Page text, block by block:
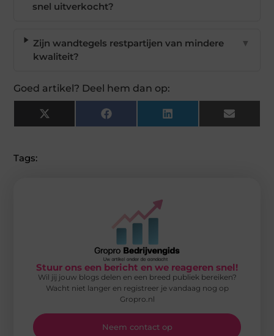
snel uitverkocht?
Zijn wandtegels restpartijen van mindere
kwaliteit?
▼
Goed artikel? Deel hem dan op:
X
(Twitter)
Facebook LinkedIn Email
Tags:
Stuur ons een bericht en we reageren snel!
Wil jij jouw blogs delen en een breed publiek bereiken?
Wacht niet langer en registreer je vandaag nog op
Gropro.nl
Neem contact op